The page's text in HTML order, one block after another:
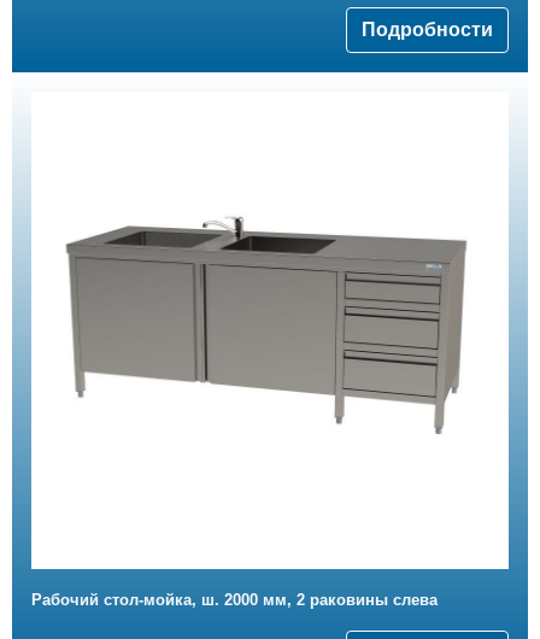
Подробности
Рабочий стол-мойка, ш. 2000 мм, 2 раковины слева